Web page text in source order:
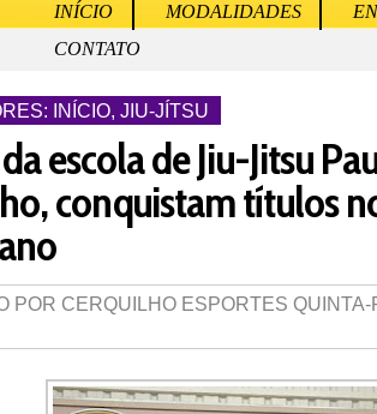
INÍCIO MODALIDADES
CONTATO
INÍCIO, JIU-JÍTSU
escola de Jiu-Jitsu
conquistam títulos
POR CERQUILHO ESPORTES